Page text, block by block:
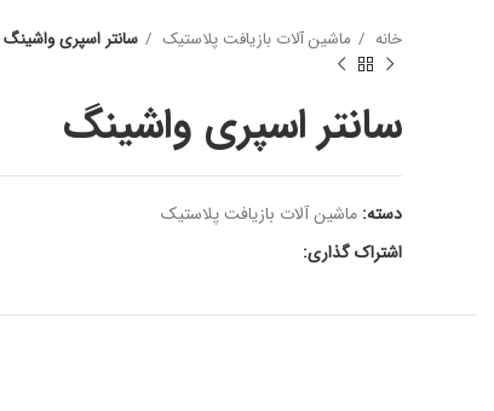
شافت قوی تیغه ی خوب و موتور قوی وهمچنین
آسیاب بوده که نامناسب بودن هرکدام باعث عدم
خانه ماشین آلات بازیافت پلاستیک سانتر اسپری واشینگ
سانتر اسپری واشینگ
دسته: ماشین آلات بازیافت پلاستیک
اشتراک گذاری: